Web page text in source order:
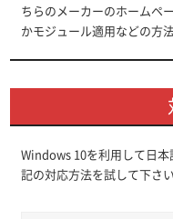
ちらのメーカーのホームペ
かモジュール適用などの方
Windows 10を利用して日
記の対応方法を試して下さい